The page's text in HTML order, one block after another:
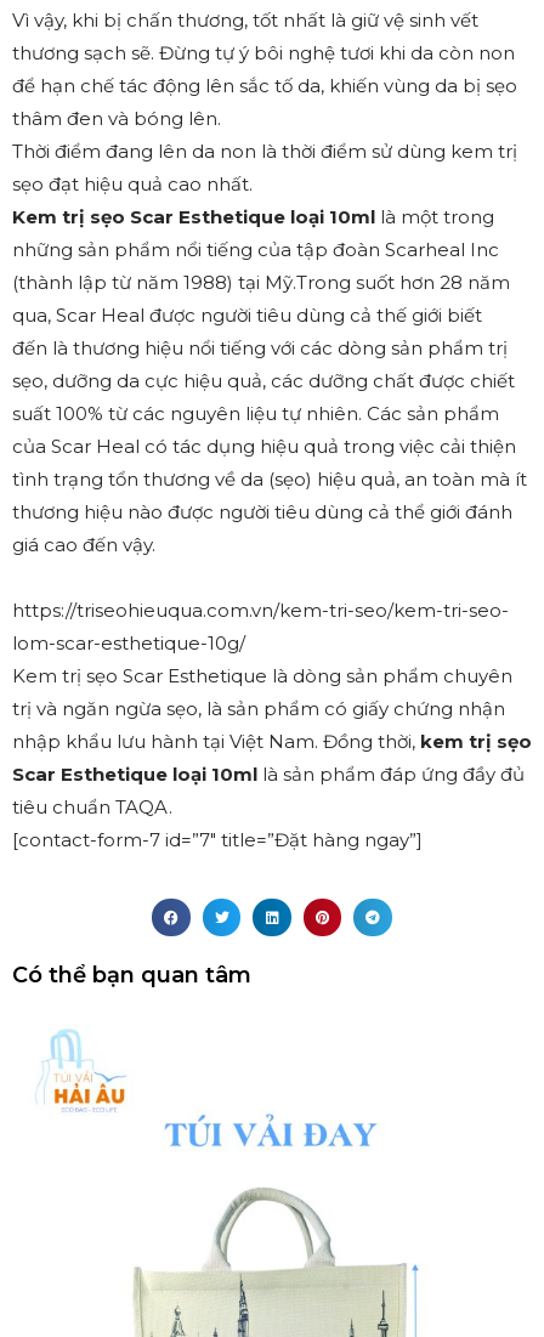
Vì vậy, khi bị chấn thương, tốt nhất là giữ vệ sinh vết
thương sạch sẽ. Đừng tự ý bôi nghệ tươi khi da còn non
để hạn chế tác động lên sắc tố da, khiến vùng da bị sẹo
thâm đen và bóng lên.
Thời điểm đang lên da non là thời điểm sử dùng kem trị
sẹo đạt hiệu quả cao nhất.
Kem trị sẹo Scar Esthetique loại 10ml là một trong
những sản phẩm nổi tiếng của tập đoàn Scarheal Inc
(thành lập từ năm 1988) tại Mỹ.Trong suốt hơn 28 năm
qua, Scar Heal được người tiêu dùng cả thế giới biết
đến là thương hiệu nổi tiếng với các dòng sản phẩm trị
sẹo, dưỡng da cực hiệu quả, các dưỡng chất được chiết
suất 100% từ các nguyên liệu tự nhiên. Các sản phẩm
của Scar Heal có tác dụng hiệu quả trong việc cải thiện
tình trạng tổn thương về da (sẹo) hiệu quả, an toàn mà ít
thương hiệu nào được người tiêu dùng cả thể giới đánh
giá cao đến vậy.
https://triseohieuqua.com.vn/kem-tri-seo/kem-tri-seo-
lom-scar-esthetique-10g/
Kem trị sẹo Scar Esthetique là dòng sản phẩm chuyên
trị và ngăn ngừa sẹo, là sản phẩm có giấy chứng nhận
nhập khẩu lưu hành tại Việt Nam. Đồng thời, kem trị sẹo
Scar Esthetique loại 10ml là sản phẩm đáp ứng đầy đủ
tiêu chuẩn TAQA.
[contact-form-7 id=”7″ title=”Đặt hàng ngay”]
Có thể bạn quan tâm